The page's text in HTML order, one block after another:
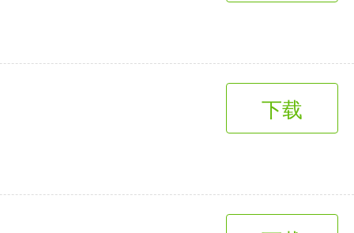
下载